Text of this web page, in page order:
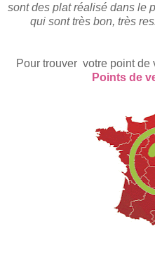
sont des plat réalisé dans le
qui sont très bon, très
Pour trouver votre point de
Points de